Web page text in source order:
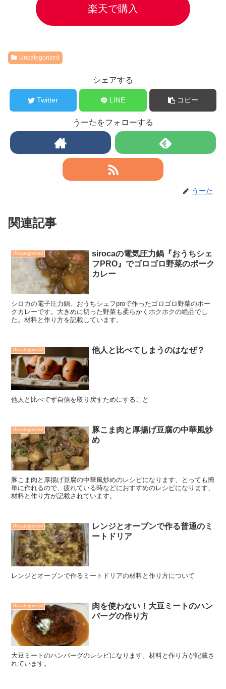
楽天で購入
Uncategorized
シェアする
Twitter LINE コピー
うーたをフォローする
うーた
関連記事
Uncategorized
sirocaの電気圧力鍋『おうちシェ
フPRO』でゴロゴロ野菜のポーク
カレー
シロカの電子圧力鍋、おうちシェフproで作ったゴロゴロ野菜のポー
クカレーです。大きめに切った野菜も柔らかくホクホクの絶品でし
た。材料と作り方を記載しています。
Uncategorized 他人と比べてしまうのはなぜ？
他人と比べてず自信を取り戻すためにすること
Uncategorized
豚こま肉と厚揚げ豆腐の中華風炒
め
豚こま肉と厚揚げ豆腐の中華風炒めのレシピになります、とっても簡
単に作れるので、疲れている時などにおすすめのレシピになります、
材料と作り方が記載されています。
Uncategorized
レンジとオーブンで作る普通のミ
ートドリア
レンジとオーブンで作るミートドリアの材料と作り方について
Uncategorized
肉を使わない！大豆ミートのハン
バーグの作り方
大豆ミートのハンバーグのレシピになります。材料と作り方が記載さ
れています。